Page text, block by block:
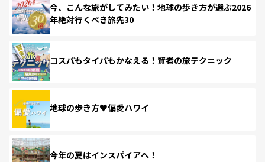
今、こんな旅がしてみたい！地球の歩き方が選ぶ2026
年絶対行くべき旅先30
コスパもタイパもかなえる！賢者の旅テクニック
地球の歩き方♥偏愛ハワイ
今年の夏はインスパイアへ！